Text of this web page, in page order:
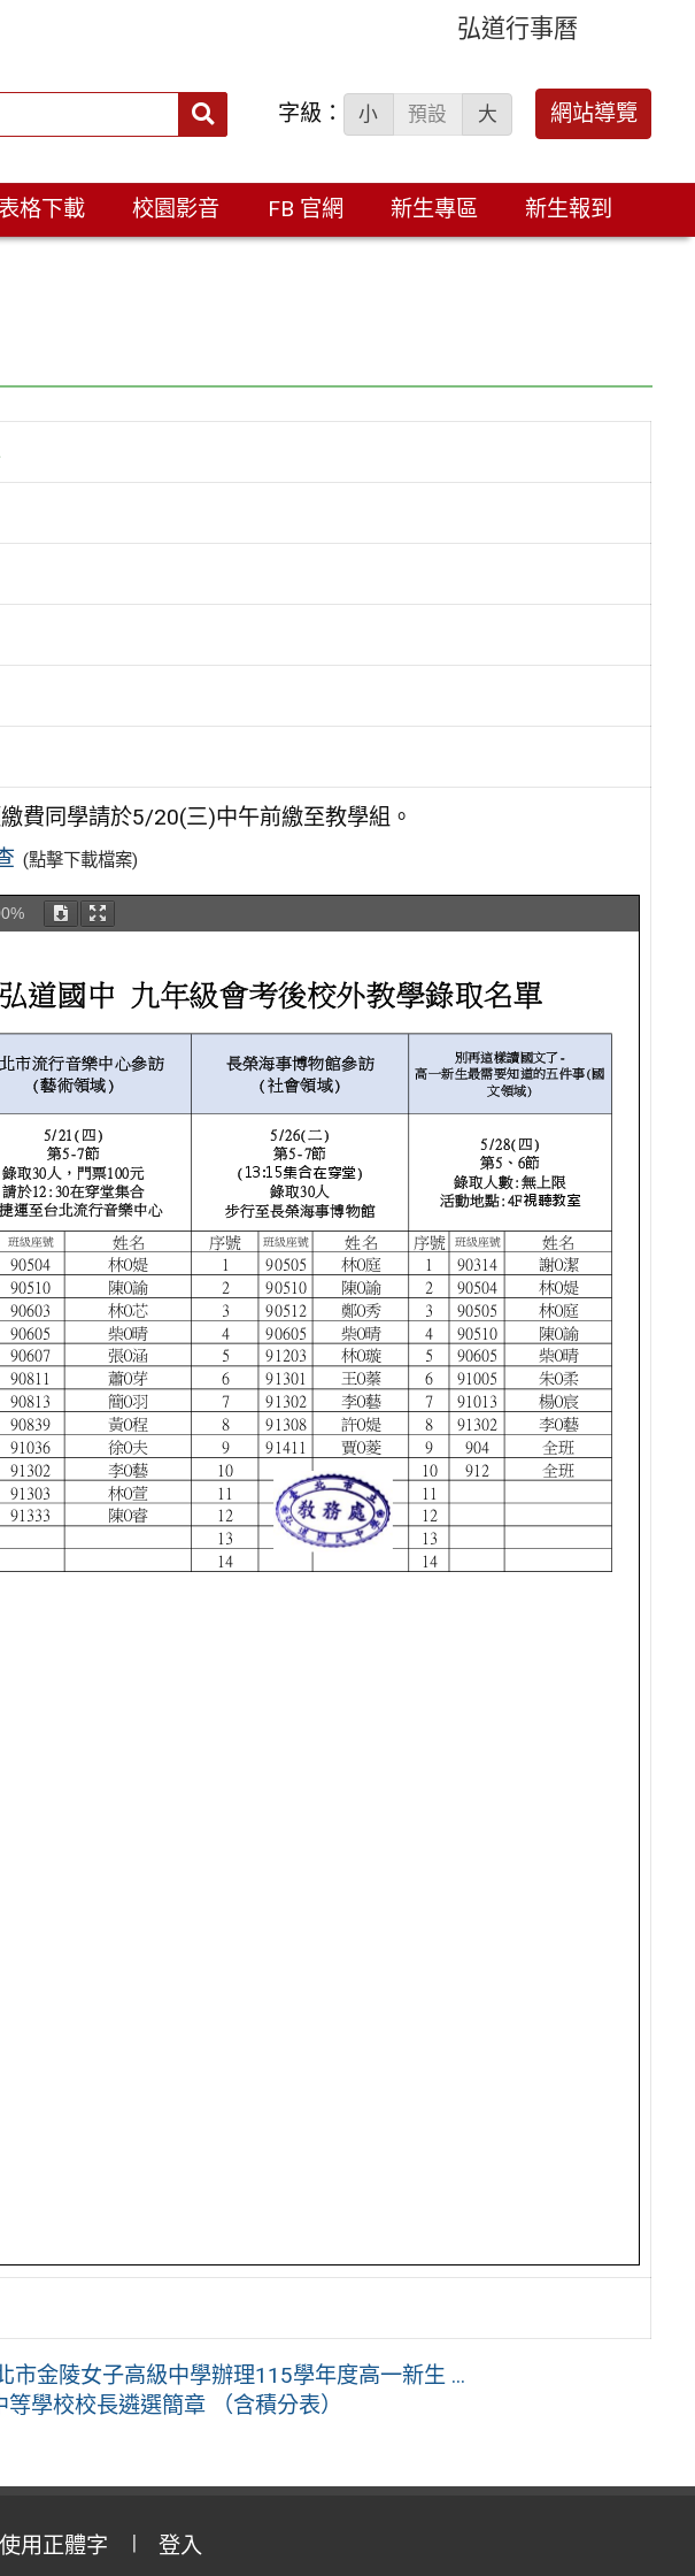
弘道行事曆
搜
字級： 小 預設 大 網站導覽
表格下載 校園影音 FB 官網 新生專區 新生報到
費同學請於5/20(三)中午前繳至教學組。
(點擊下載檔案)
市金陵女子高級中學辦理115學年度高一新生 ...
學校校長遴選簡章 （含積分表）
用正體字 登入